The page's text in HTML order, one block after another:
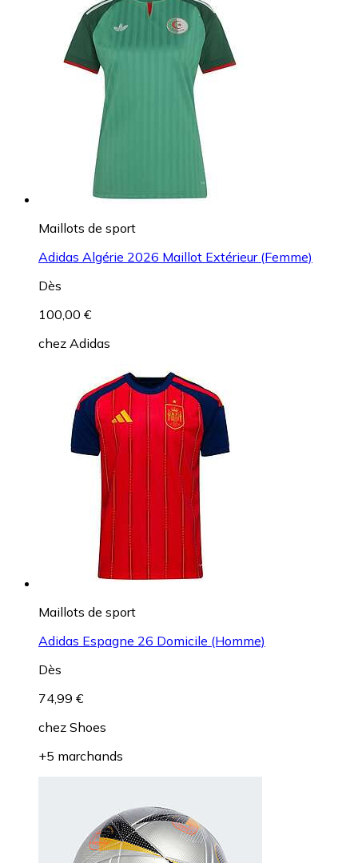
Maillots de sport
Adidas Algérie 2026 Maillot Extérieur (Femme)
Dès
100,00 €
chez Adidas
Maillots de sport
Adidas Espagne 26 Domicile (Homme)
Dès
74,99 €
chez Shoes
+5 marchands